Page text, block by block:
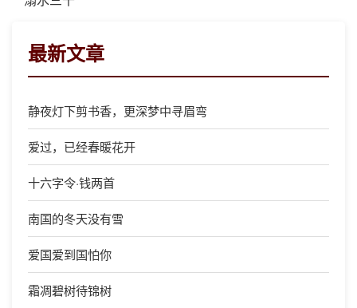
最新文章
静夜灯下剪书香，更深梦中寻眉弯
爱过，已经春暖花开
十六字令·钱两首
南国的冬天没有雪
爱国爱到国怕你
霜凋碧树待锦树